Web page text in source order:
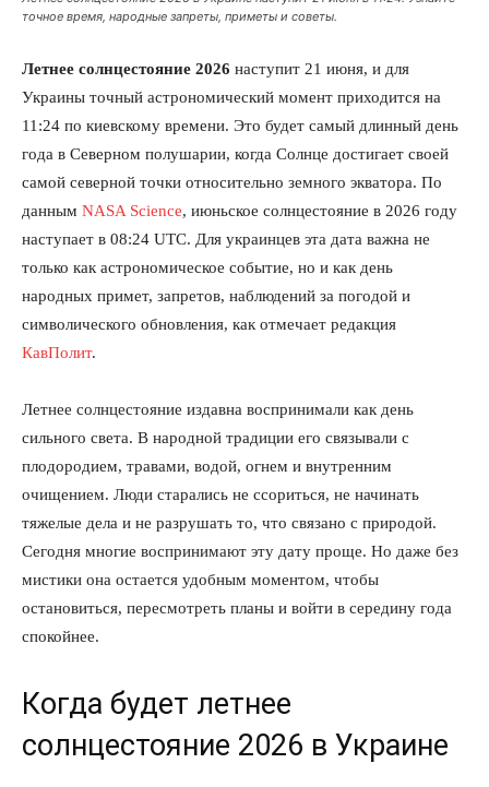
точное время, народные запреты, приметы и советы.
Летнее солнцестояние 2026 наступит 21 июня, и для
Украины точный астрономический момент приходится на
11:24 по киевскому времени. Это будет самый длинный день
года в Северном полушарии, когда Солнце достигает своей
самой северной точки относительно земного экватора. По
данным NASA Science, июньское солнцестояние в 2026 году
наступает в 08:24 UTC. Для украинцев эта дата важна не
только как астрономическое событие, но и как день
народных примет, запретов, наблюдений за погодой и
символического обновления, как отмечает редакция
КавПолит.
Летнее солнцестояние издавна воспринимали как день
сильного света. В народной традиции его связывали с
плодородием, травами, водой, огнем и внутренним
очищением. Люди старались не ссориться, не начинать
тяжелые дела и не разрушать то, что связано с природой.
Сегодня многие воспринимают эту дату проще. Но даже без
мистики она остается удобным моментом, чтобы
остановиться, пересмотреть планы и войти в середину года
спокойнее.
Когда будет летнее
солнцестояние 2026 в Украине